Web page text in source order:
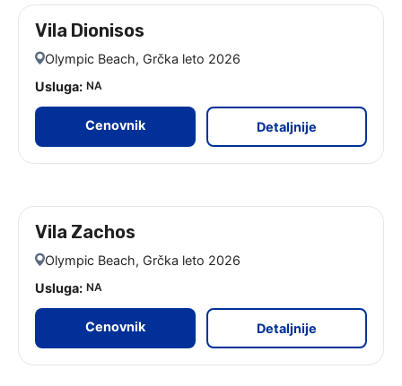
Vila Dionisos
Olympic Beach, Grčka leto 2026
Usluga: NA
Cenovnik Detaljnije
Vila Zachos
Olympic Beach, Grčka leto 2026
Usluga: NA
Cenovnik Detaljnije